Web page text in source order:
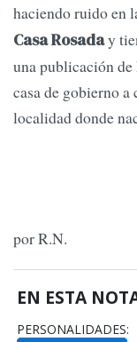
haciendo ruido en
Casa Rosaday
una publicación
casa de gobierno
localidad donde
por R.N.
EN ESTA
PERSONALIDADES: